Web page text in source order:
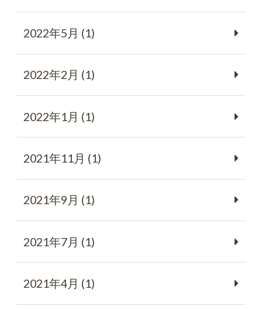
2022年5月 (1)
2022年2月 (1)
2022年1月 (1)
2021年11月 (1)
2021年9月 (1)
2021年7月 (1)
2021年4月 (1)